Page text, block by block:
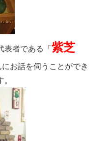
表者である「紫芝
お話を伺うことができ